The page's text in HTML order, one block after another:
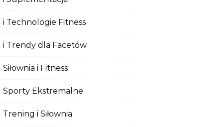
i Technologie Fitness
i Trendy dla Facetów
Siłownia i Fitness
Sporty Ekstremalne
Trening i Siłownia